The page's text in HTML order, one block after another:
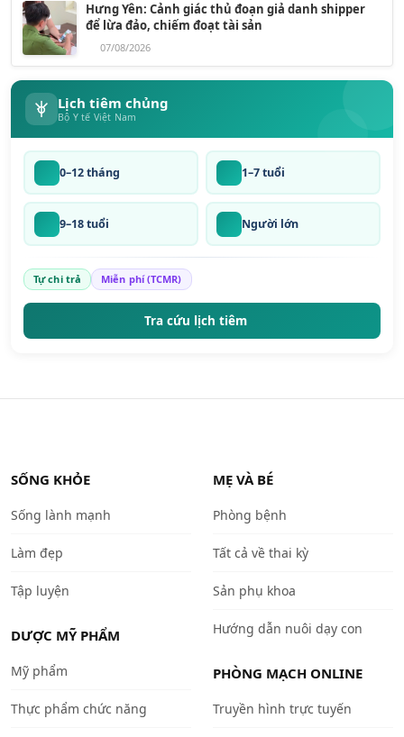
Hưng Yên: Cảnh giác thủ đoạn giả danh shipper
để lừa đảo, chiếm đoạt tài sản
07/08/2026
Lịch tiêm chủng
Bộ Y tế Việt Nam
0–12 tháng 1–7 tuổi
9–18 tuổi Người lớn
Tự chi trả Miễn phí (TCMR)
Tra cứu lịch tiêm
SỐNG KHỎE
Sống lành mạnh
Làm đẹp
Tập luyện
DƯỢC MỸ PHẨM
Mỹ phẩm
Thực phẩm chức năng
MẸ VÀ BÉ
Phòng bệnh
Tất cả về thai kỳ
Sản phụ khoa
Hướng dẫn nuôi dạy con
PHÒNG MẠCH ONLINE
Truyền hình trực tuyến